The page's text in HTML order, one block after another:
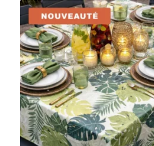
variations.
Les
options
peuvent
être
choisies
sur
la
page
du
produit